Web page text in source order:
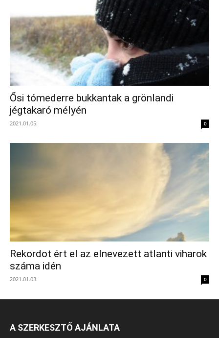
Ősi tómederre bukkantak a grönlandi
jégtakaró mélyén
2021.01.05. 0
Rekordot ért el az elnevezett atlanti viharok
száma idén
2021.01.03. 0
A SZERKESZTŐ AJÁNLATA